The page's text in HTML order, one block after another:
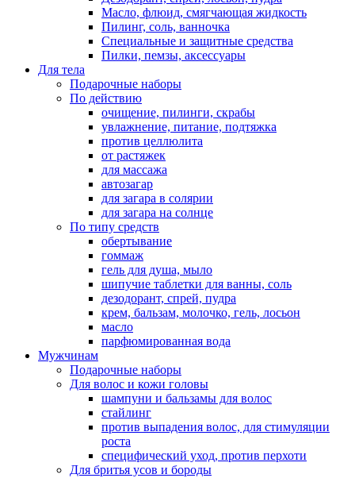
Масло, флюид, смягчающая жидкость
Пилинг, соль, ванночка
Специальные и защитные средства
Пилки, пемзы, аксессуары
Для тела
Подарочные наборы
По действию
очищение, пилинги, скрабы
увлажнение, питание, подтяжка
против целлюлита
от растяжек
для массажа
автозагар
для загара в солярии
для загара на солнце
По типу средств
обертывание
гоммаж
гель для душа, мыло
шипучие таблетки для ванны, соль
дезодорант, спрей, пудра
крем, бальзам, молочко, гель, лосьон
масло
парфюмированная вода
Мужчинам
Подарочные наборы
Для волос и кожи головы
шампуни и бальзамы для волос
стайлинг
против выпадения волос, для стимуляции
роста
специфический уход, против перхоти
Для бритья усов и бороды